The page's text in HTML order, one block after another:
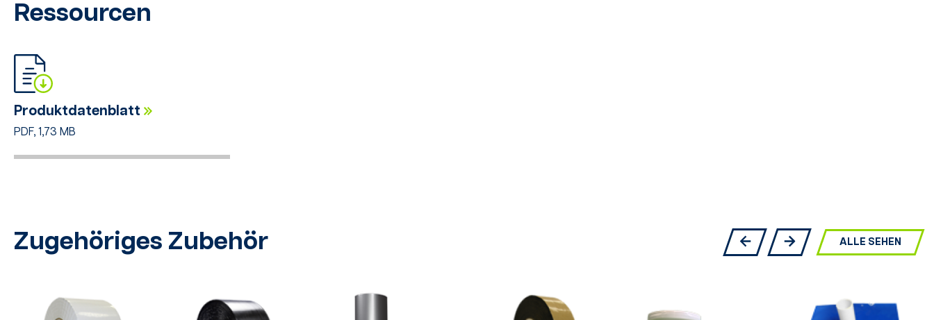
Ressourcen
Produktdatenblatt
PDF, 1,73 MB
Zugehöriges Zubehör ALLE SEHEN